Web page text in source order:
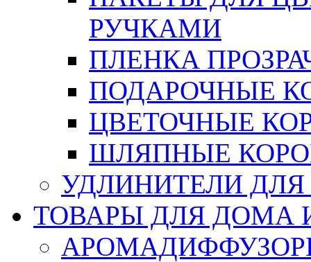
РУЧКАМИ
ПЛЕНКА
ПОДАРОЧНЫЕ
ЦВЕТОЧНЫЕ
ШЛЯПНЫЕ
УДЛИНИТЕЛИ
ТОВАРЫ ДЛЯ ДОМА